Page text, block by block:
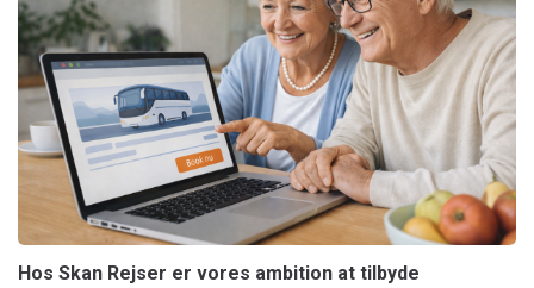
Hos Skan Rejser er vores ambition at tilbyde